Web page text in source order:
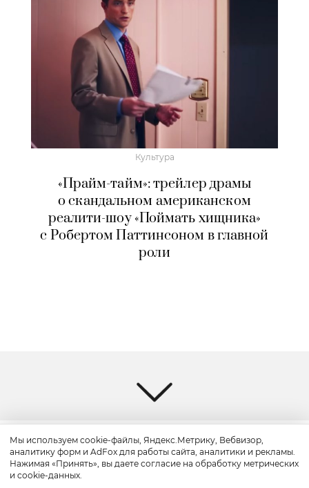
Культура
«Прайм-тайм»: трейлер драмы
о скандальном американском
реалити-шоу «Поймать хищника»
с Робертом Паттинсоном в главной
роли
Культура
Мы используем cookie-файлы, Яндекс.Метрику, Вебвизор,
аналитику форм и AdFox для работы сайта, аналитики и рекламы.
Нажимая «Принять», вы даете согласие на обработку метрических
и cookie-данных.